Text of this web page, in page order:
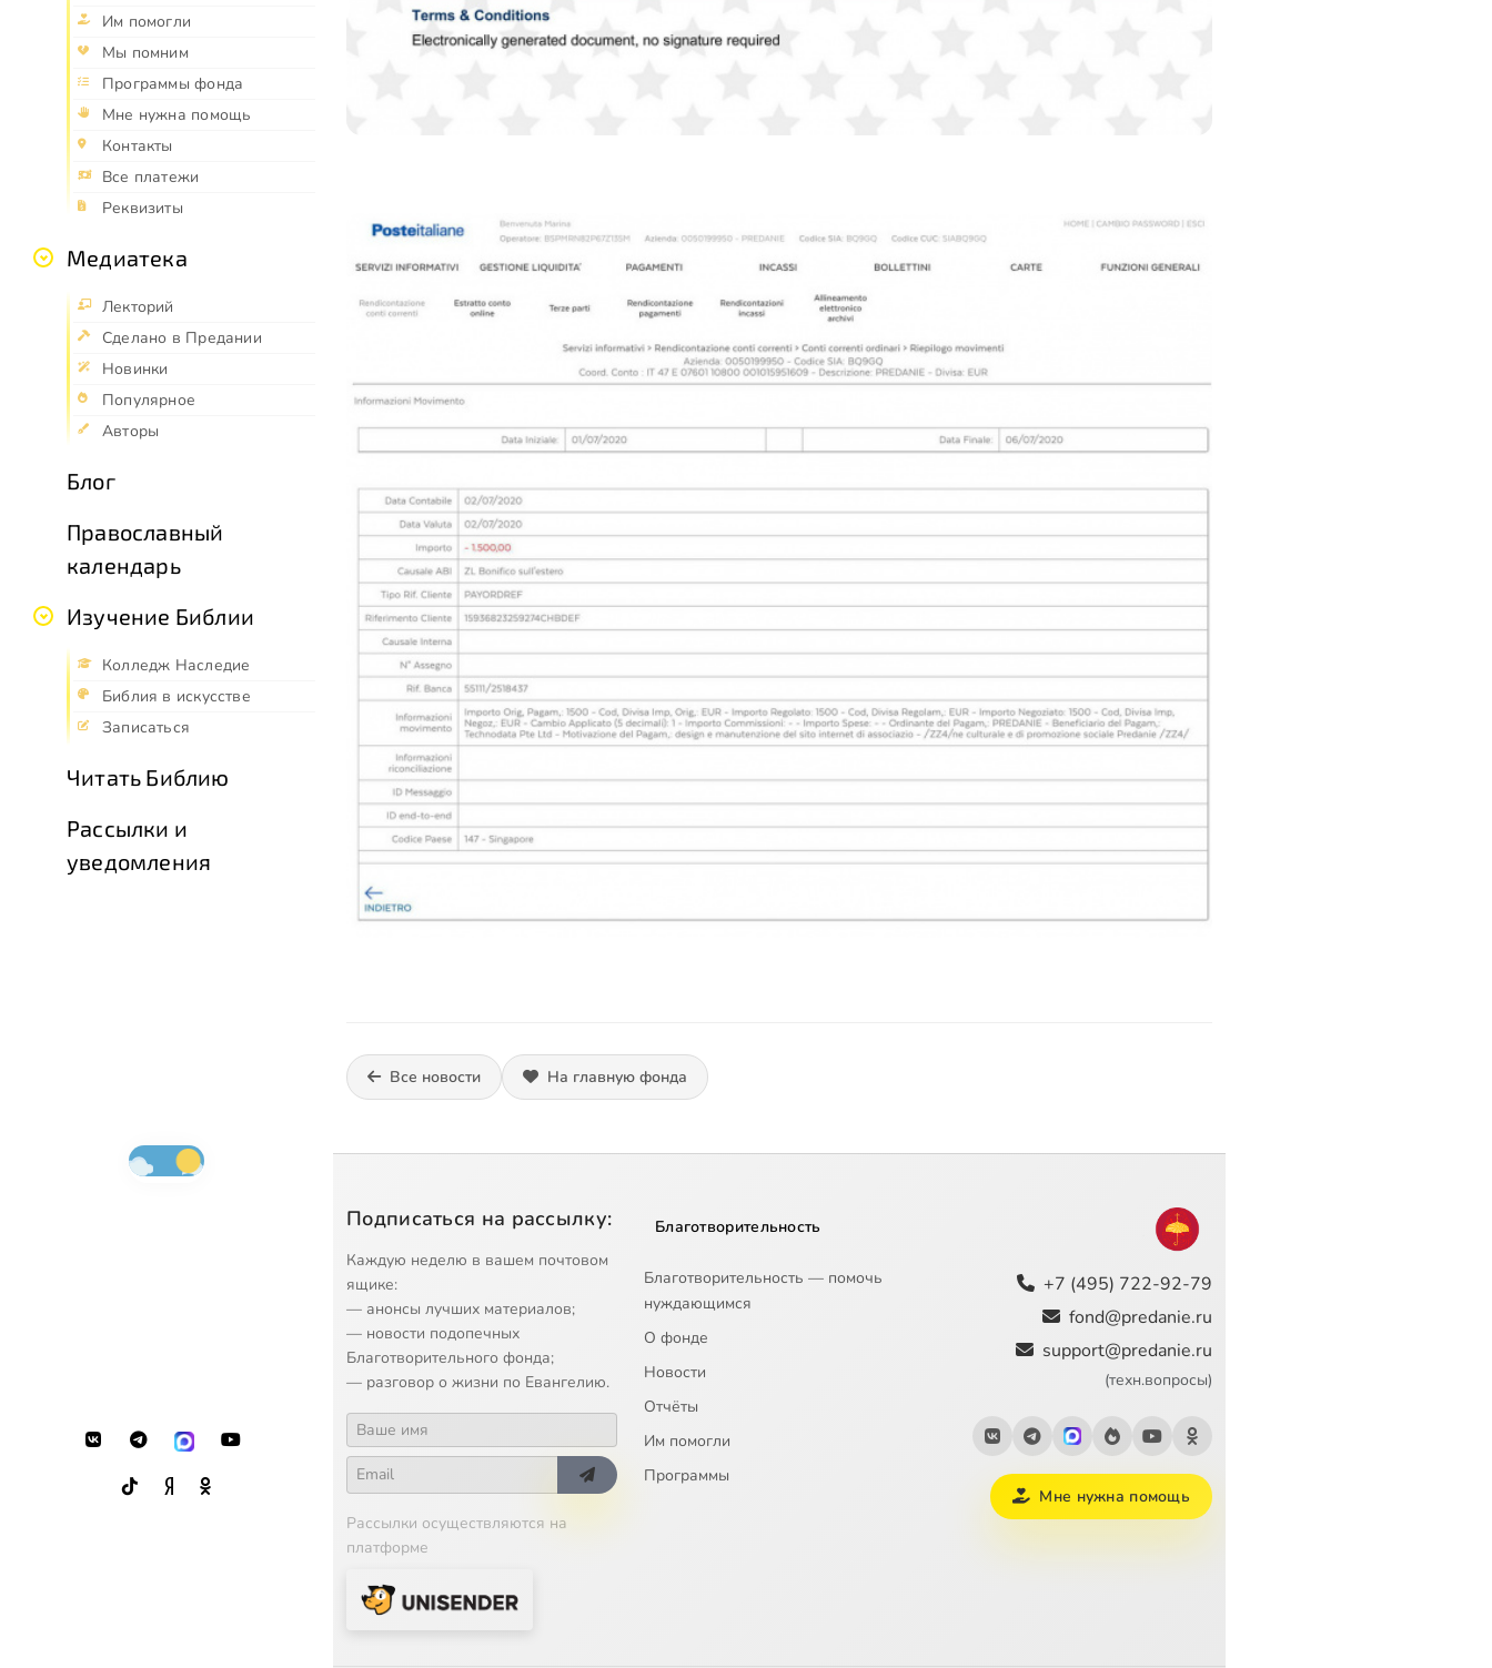
Им помогли
Мы помним
Программы фонда
Мне нужна помощь
Контакты
Все платежи
Реквизиты
Медиатека
Лекторий
Сделано в Предании
Новинки
Популярное
Авторы
Блог
Православный
календарь
Изучение Библии
Колледж Наследие
Библия в искусстве
Записаться
Читать Библию
Рассылки и
уведомления
Все новости На главную фонда
Подписаться на рассылку:
Каждую неделю в вашем почтовом
ящике:
— анонсы лучших материалов;
— новости подопечных
Благотворительного фонда;
— разговор о жизни по Евангелию.
Рассылки осуществляются на
платформе
Благотворительность
Благотворительность — помочь
нуждающимся
О фонде
Новости
Отчёты
Им помогли
Программы
+7 (495) 722-92-79
fond@predanie.ru
support@predanie.ru
(техн.вопросы)
Мне нужна помощь